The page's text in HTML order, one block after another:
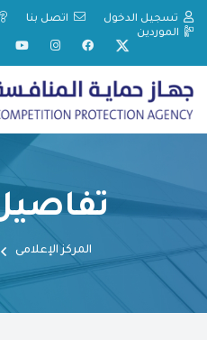
تسجيل الدخول اتصل بنا
الموردين
المركز الإعلامى